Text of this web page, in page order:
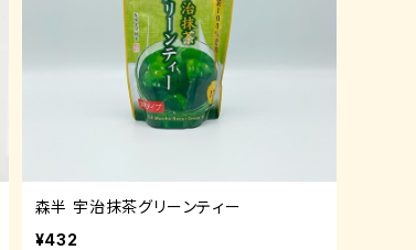
森半 宇治抹茶グリーンティー
¥432